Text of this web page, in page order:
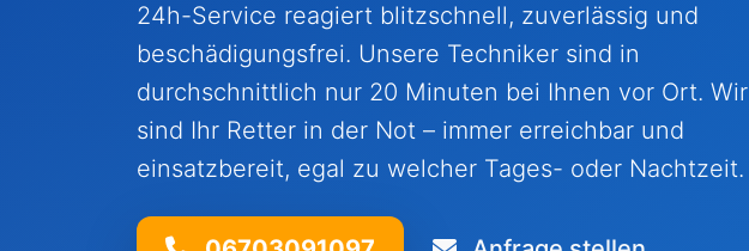
24h-Service reagiert blitzschnell, zuverlässig und
beschädigungsfrei. Unsere Techniker sind in
durchschnittlich nur 20 Minuten bei Ihnen vor Ort. Wir
sind Ihr Retter in der Not – immer erreichbar und
einsatzbereit, egal zu welcher Tages- oder Nachtzeit.